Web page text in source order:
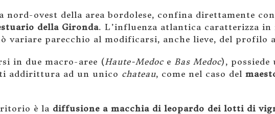
nord-ovest della area bordolese, confina direttamente con
della Gironda. L’influenza atlantica caratterizza
variare parecchio al modificarsi, anche lieve, del profilo
in due macro-aree (Haute-Medoce Bas Medoc), possiede
addirittura ad un unico chateau, come nel caso del
è la diffusione a macchia di leopardo dei lotti di